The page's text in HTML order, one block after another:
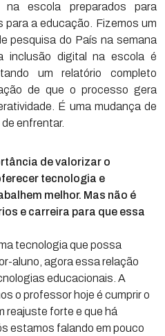
escola preparados para
a educação. Fizemos um
pesquisa do País na semana
inclusão digital na escola é
um relatório completo
de que o processo gera
É uma mudança de
enfrentar.
de valorizar o
tecnologia e
melhor. Mas não é
e carreira para que essa
tecnologia que possa
aluno, agora essa relação
educacionais. A
o professor hoje é cumprir o
reajuste forte e que há
estamos falando em pouco